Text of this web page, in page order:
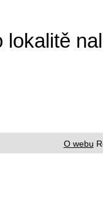
lokalitě
O webu